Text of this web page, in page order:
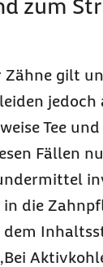
zum
Zähne gilt
Tee
Fällen
die